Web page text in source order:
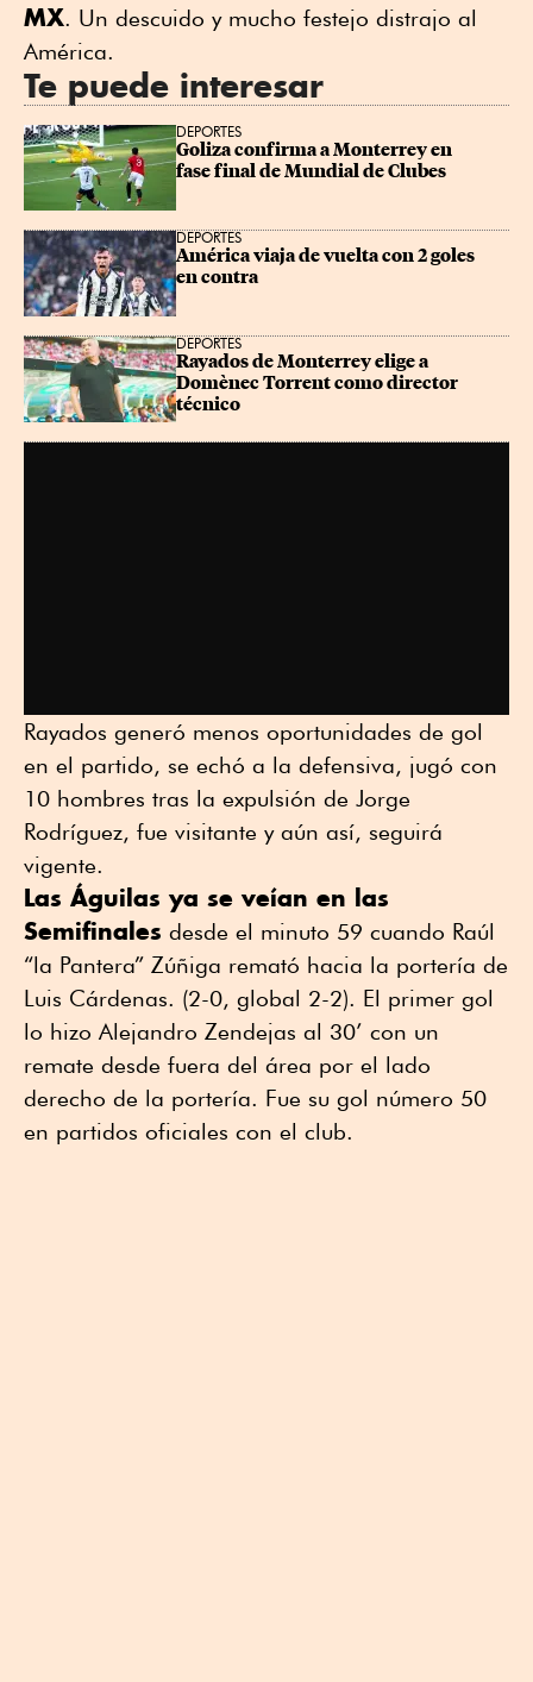
MX. Un descuido y mucho festejo distrajo al
América.
Te puede interesar
DEPORTES
Goliza confirma a Monterrey en
fase final de Mundial de Clubes
DEPORTES
América viaja de vuelta con 2 goles
en contra
DEPORTES
Rayados de Monterrey elige a
Domènec Torrent como director
técnico
Rayados generó menos oportunidades de gol
en el partido, se echó a la defensiva, jugó con
10 hombres tras la expulsión de Jorge
Rodríguez, fue visitante y aún así, seguirá
vigente.
Las Águilas ya se veían en las
Semifinales desde el minuto 59 cuando Raúl
“la Pantera” Zúñiga remató hacia la portería de
Luis Cárdenas. (2-0, global 2-2). El primer gol
lo hizo Alejandro Zendejas al 30’ con un
remate desde fuera del área por el lado
derecho de la portería. Fue su gol número 50
en partidos oficiales con el club.